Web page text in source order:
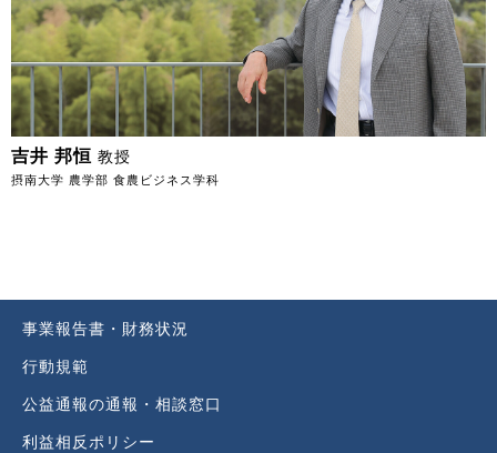
吉井 邦恒 教授
摂南大学 農学部 食農ビジネス学科
事業報告書・財務状況
行動規範
公益通報の通報・相談窓口
利益相反ポリシー